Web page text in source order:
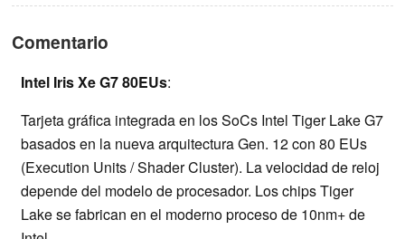
Comentario
Intel Iris Xe G7 80EUs:
Tarjeta gráfica integrada en los SoCs Intel Tiger Lake G7
basados en la nueva arquitectura Gen. 12 con 80 EUs
(Execution Units / Shader Cluster). La velocidad de reloj
depende del modelo de procesador. Los chips Tiger
Lake se fabrican en el moderno proceso de 10nm+ de